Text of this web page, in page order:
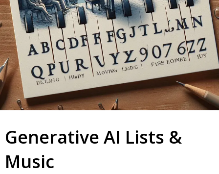
Generative AI Lists &
Music